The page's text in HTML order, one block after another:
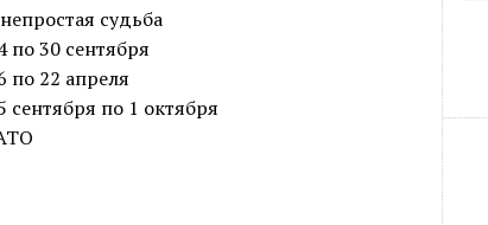
судьба
по 30 сентября
по 22 апреля
по 1 октября